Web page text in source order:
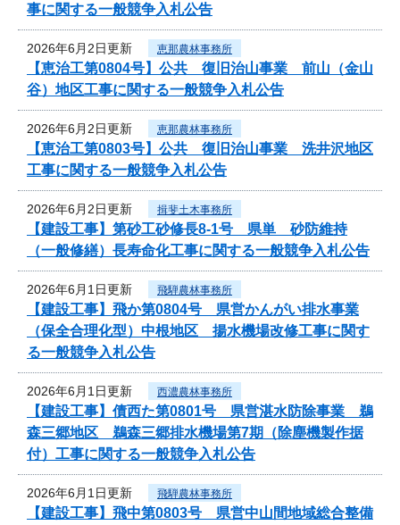
事に関する一般競争入札公告
2026年6月2日更新 恵那農林事務所
【恵治工第0804号】公共 復旧治山事業 前山（金山
谷）地区工事に関する一般競争入札公告
2026年6月2日更新 恵那農林事務所
【恵治工第0803号】公共 復旧治山事業 洗井沢地区
工事に関する一般競争入札公告
2026年6月2日更新 揖斐土木事務所
【建設工事】第砂工砂修長8-1号 県単 砂防維持
（一般修繕）長寿命化工事に関する一般競争入札公告
2026年6月1日更新 飛騨農林事務所
【建設工事】飛か第0804号 県営かんがい排水事業
（保全合理化型）中根地区 揚水機場改修工事に関す
る一般競争入札公告
2026年6月1日更新 西濃農林事務所
【建設工事】債西た第0801号 県営湛水防除事業 鵜
森三郷地区 鵜森三郷排水機場第7期（除塵機製作据
付）工事に関する一般競争入札公告
2026年6月1日更新 飛騨農林事務所
【建設工事】飛中第0803号 県営中山間地域総合整備